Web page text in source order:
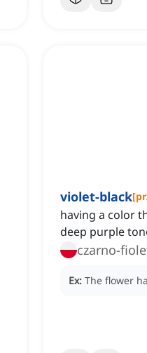
violet-black[
having a color
deep purple
czarno-
Ex: The flower